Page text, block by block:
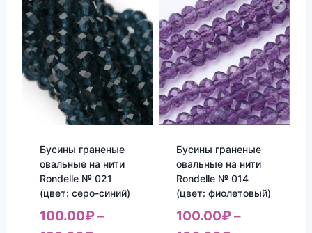
Бусины граненые
овальные на нити
Rondelle № 021
(цвет: серо-синий)
100.00₽–
Бусины граненые
овальные на нити
Rondelle № 014
(цвет: фиолетовый)
100.00₽–